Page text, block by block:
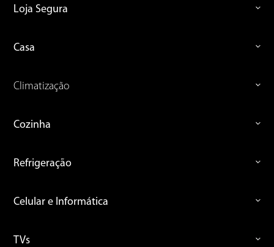
Loja Segura
Casa
Climatização
Cozinha
Refrigeração
Celular e Informática
TVs